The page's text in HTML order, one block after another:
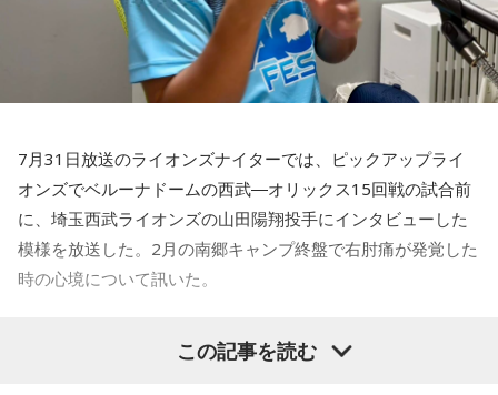
----------------------------------------------------
この日の放送をradikoタイムフリーで聴く
※放送エリア外の方は、プレミアム会員の登録でご利用いた
＜番組概要＞
番組名：SPORTS BEAT supported by TOYOTA
放送日時：毎週土曜 10:00～10:50
パーソナリティ：藤木直人、高見侑里
番組Webサイト：https://www.tfm.co.jp/beat/
番組公式X：@SPORTSBEAT_TFM
――以前から痛みはあったのでしょうか？
山田「痛みがない範囲でできていたのですが、痛みの場所が
動いてしまって、数ミリでも痛みの場所が動くだけで痛みが
――実戦復帰まで4ヶ月という診断のもと、ファームで最初に
投げたのは7月11日でした。リハビリはうまくいったという
ことでしょうか？
山田「トレーナーさんのおかげでうまくいったと思います」
山田「順調にいくのも難しくて、リハビリをしていく上でエ
7月31日放送のライオンズナイターでは、ピックアップライ
オンズでベルーナドームの西武―オリックス15回戦の試合前
に、埼玉西武ライオンズの山田陽翔投手にインタビューした
模様を放送した。2月の南郷キャンプ終盤で右肘痛が発覚した
時の心境について訊いた。
――1軍デビューを果たしたプロ3年目の昨シーズンは素晴ら
しい成績だったかと思いますが、「求めすぎずに自分のやる
この記事を読む